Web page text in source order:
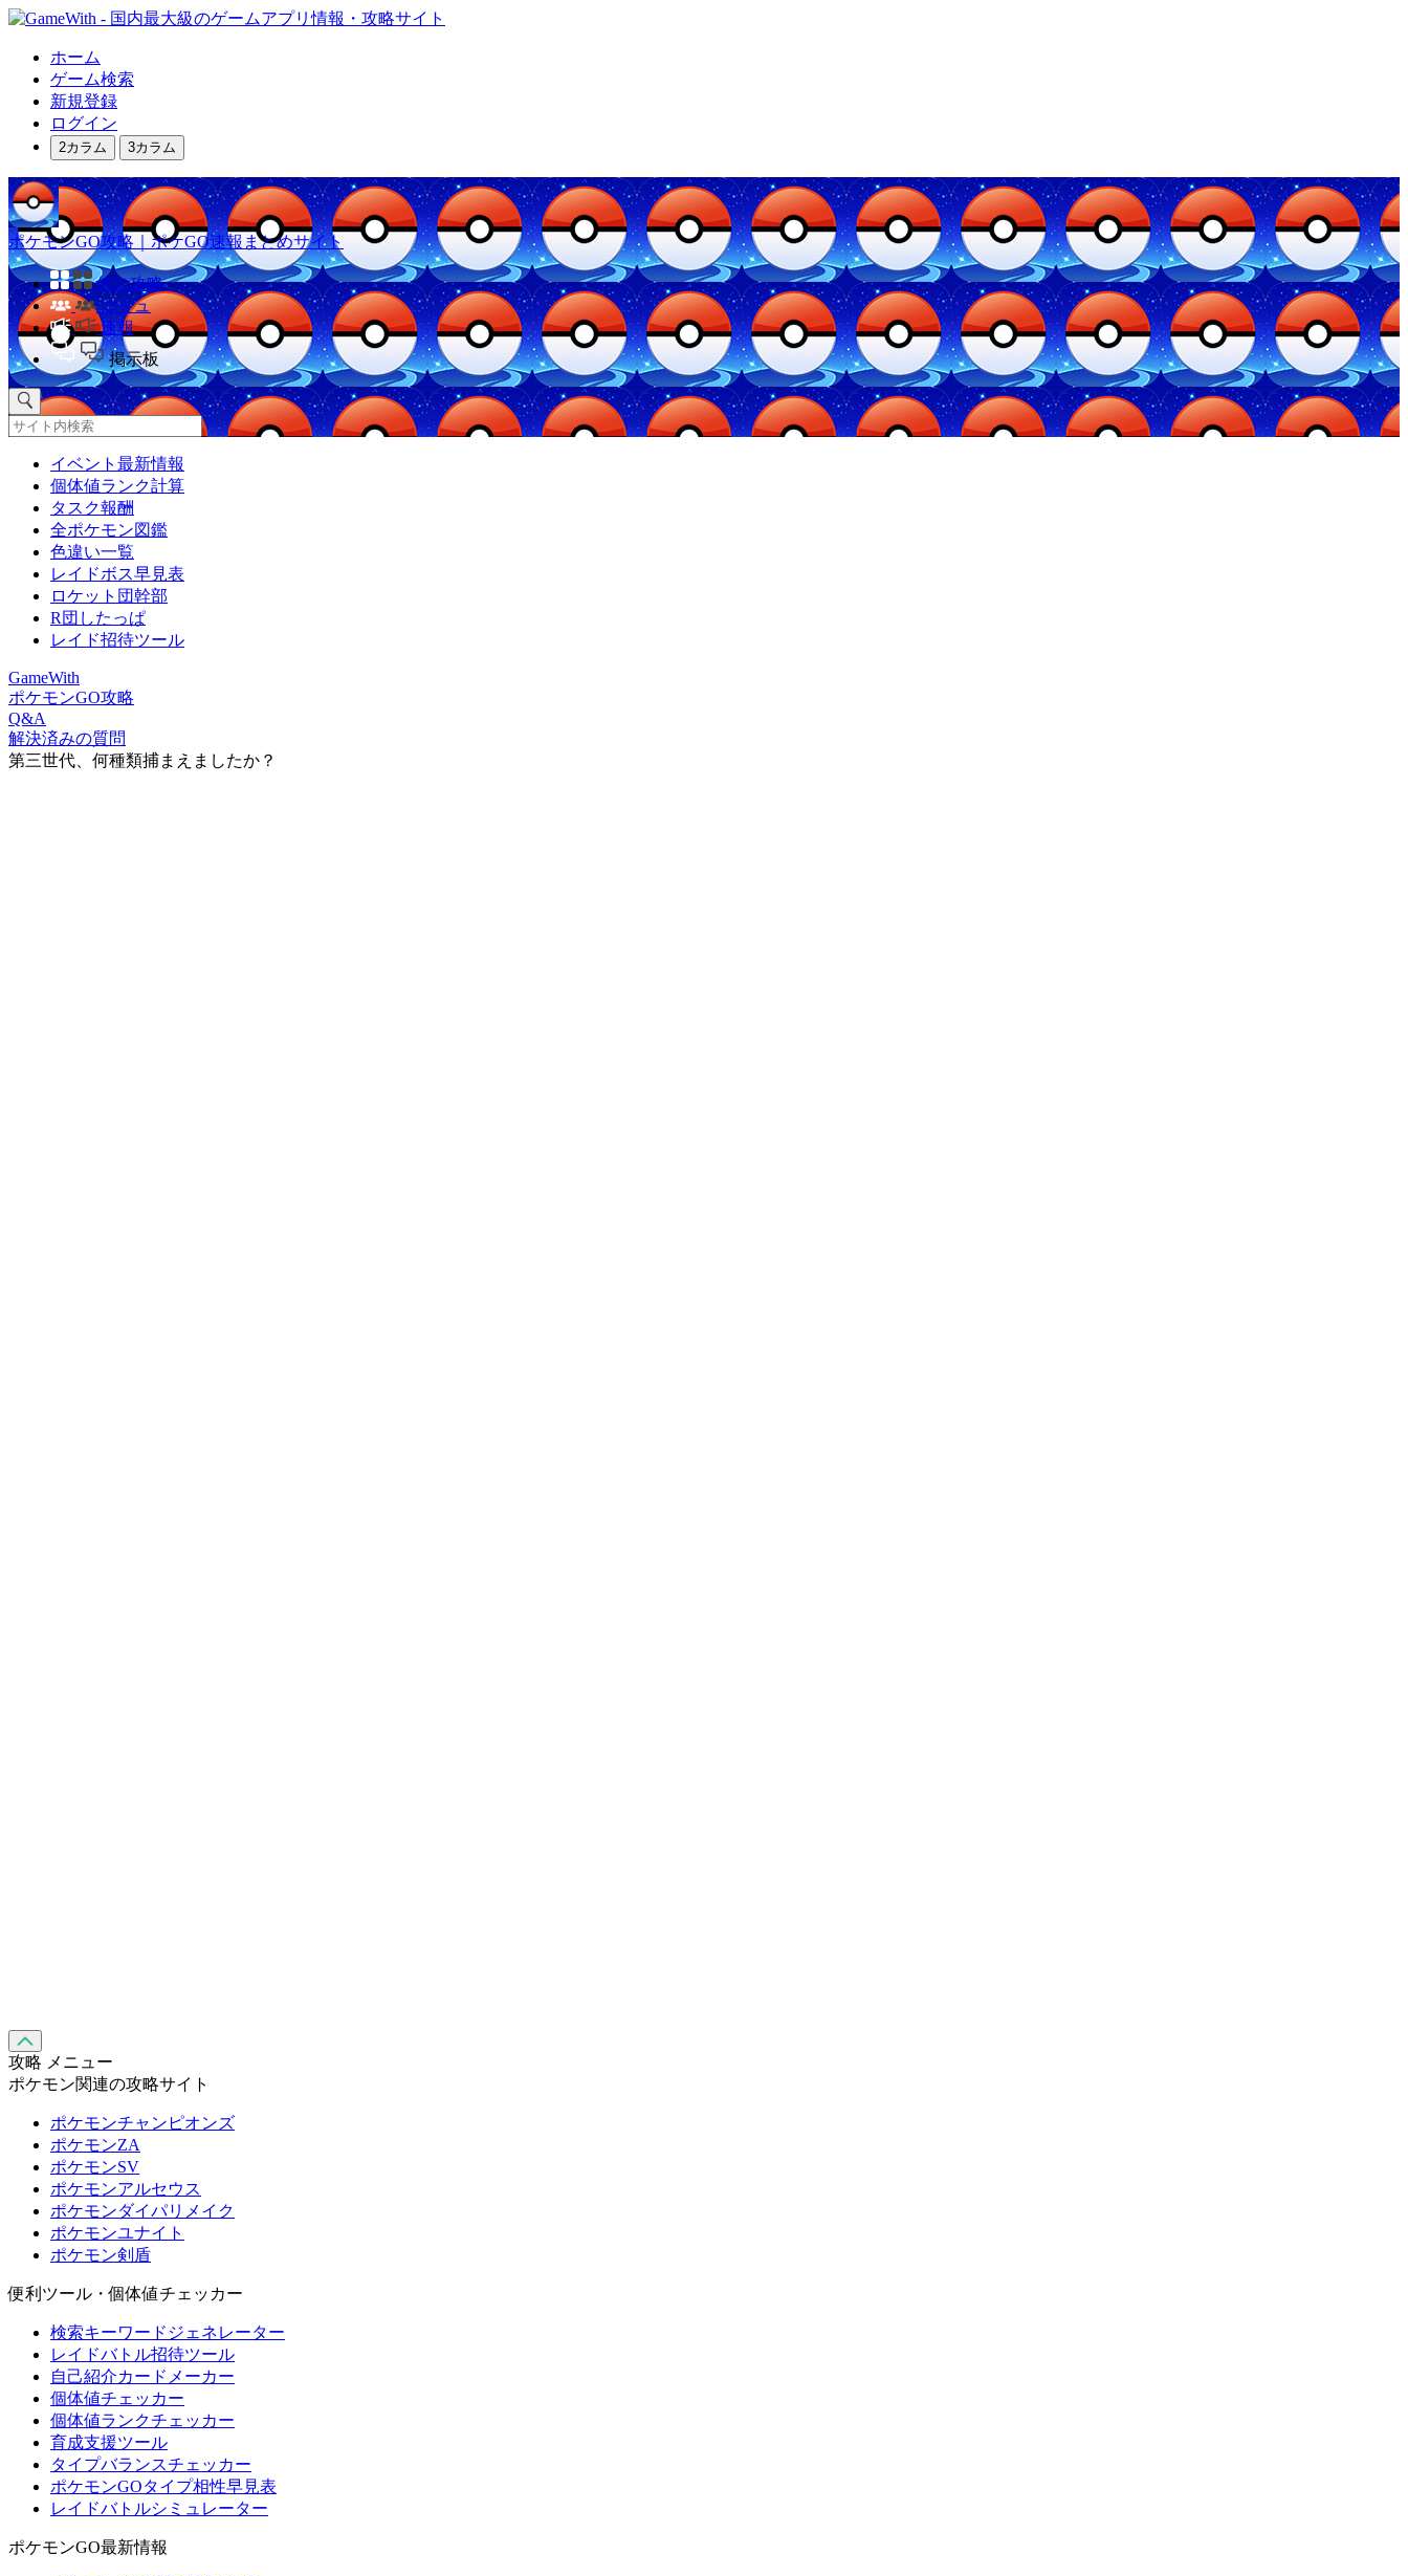
ホーム
ゲーム検索
新規登録
ログイン
2カラム 3カラム
ポケモンGO攻略｜ポケGO速報まとめサイト
他の攻略
コミュ
速報
掲示板
イベント最新情報
個体値ランク計算
タスク報酬
全ポケモン図鑑
色違い一覧
レイドボス早見表
ロケット団幹部
R団したっぱ
レイド招待ツール
GameWith
ポケモンGO攻略
Q&A
解決済みの質問
第三世代、何種類捕まえましたか？
攻略 メニュー
ポケモン関連の攻略サイト
ポケモンチャンピオンズ
ポケモンZA
ポケモンSV
ポケモンアルセウス
ポケモンダイパリメイク
ポケモンユナイト
ポケモン剣盾
便利ツール・個体値チェッカー
検索キーワードジェネレーター
レイドバトル招待ツール
自己紹介カードメーカー
個体値チェッカー
個体値ランクチェッカー
育成支援ツール
タイプバランスチェッカー
ポケモンGOタイプ相性早見表
レイドバトルシミュレーター
ポケモンGO最新情報